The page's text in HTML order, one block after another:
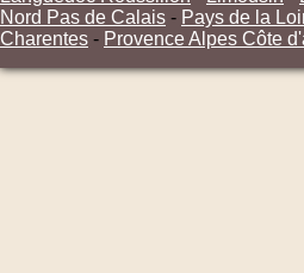
Nord Pas de Calais - Pays de la
Charentes - Provence Alpes Côte